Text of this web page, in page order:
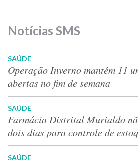
Notícias SMS
SAÚDE
Operação Inverno mantém 11
abertas no fim de semana
SAÚDE
Farmácia Distrital Murialdo
dois dias para controle de
SAÚDE